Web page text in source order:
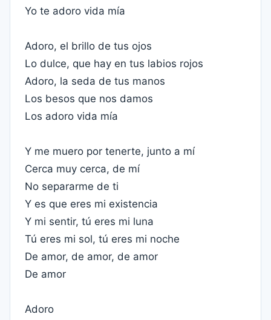
Yo te adoro vida mía
Adoro, el brillo de tus ojos
Lo dulce, que hay en tus labios rojos
Adoro, la seda de tus manos
Los besos que nos damos
Los adoro vida mía
Y me muero por tenerte, junto a mí
Cerca muy cerca, de mí
No separarme de ti
Y es que eres mi existencia
Y mi sentir, tú eres mi luna
Tú eres mi sol, tú eres mi noche
De amor, de amor, de amor
De amor
Adoro